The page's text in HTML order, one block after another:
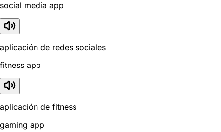
social media app
aplicación de redes sociales
fitness app
aplicación de fitness
gaming app